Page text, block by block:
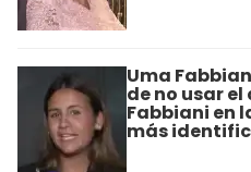
Uma
de no usar
Fabbiani en
más